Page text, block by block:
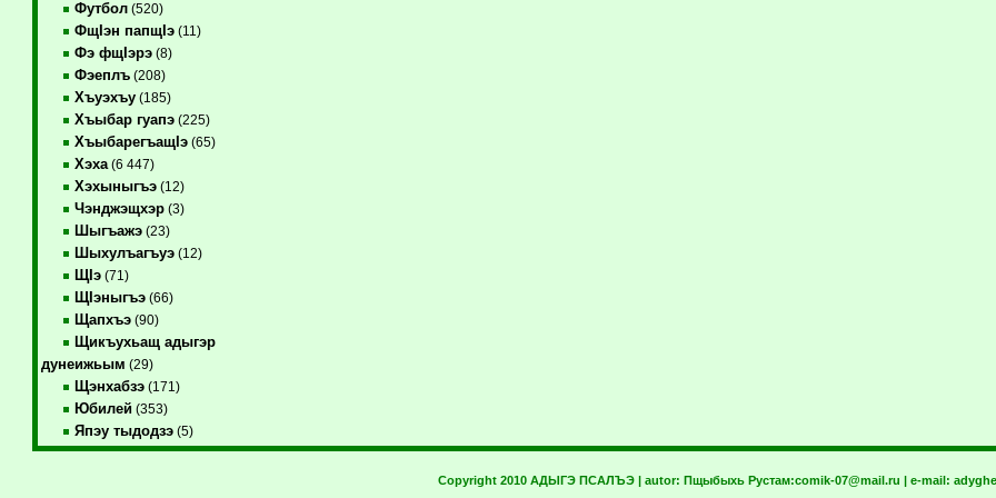
Футбол(520)
ФщIэн папщIэ(11)
Фэ фщIэрэ(8)
Фэеплъ(208)
Хъуэхъу(185)
Хъыбар гуапэ(225)
ХъыбарегъащIэ(65)
Хэха(6 447)
Хэхыныгъэ(12)
Чэнджэщхэр(3)
Шыгъажэ(23)
Шыхулъагъуэ(12)
ЩIэ(71)
ЩIэныгъэ(66)
Щапхъэ(90)
Щикъухьащ адыгэр
дунеижьым (29)
Щэнхабзэ(171)
Юбилей(353)
Япэу тыдодзэ(5)
Copyright 2010 АДЫГЭ ПСАЛЪЭ | autor: Пщыбыхь Рустам:comik-07@mail.ru | e-mail: